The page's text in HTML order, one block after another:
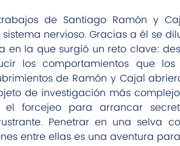
de Santiago Ramón y
nervioso. Gracias a él se
en la que surgió un reto clave:
los comportamientos que los
de Ramón y Cajal
de investigación más
el forcejeo para arrancar
Penetrar en una selva
entre ellas es una aventura